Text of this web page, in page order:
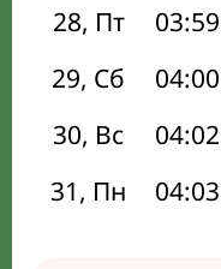
28, Пт
03:59
29, Сб
04:00
30, Вс
04:02
31, Пн
04:03